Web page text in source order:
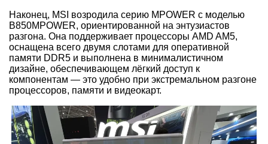
Наконец, MSI возродила серию MPOWER с моделью
B850MPOWER, ориентированной на энтузиастов
разгона. Она поддерживает процессоры AMD AM5,
оснащена всего двумя слотами для оперативной
памяти DDR5 и выполнена в минималистичном
дизайне, обеспечивающем лёгкий доступ к
компонентам — это удобно при экстремальном разгоне
процессоров, памяти и видеокарт.